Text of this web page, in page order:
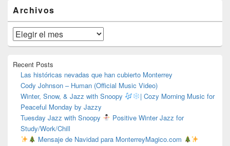
área
de
widget
barra
lateral
Archivos
Archivos
Recent Posts
Las históricas nevadas que han cubierto Monterrey
Cody Johnson – Human (Official Music Video)
Winter, Snow, & Jazz with Snoopy
| Cozy Morning Music for
Peaceful Monday by Jazzy
Tuesday Jazz with Snoopy
Positive Winter Jazz for
Study/Work/Chill
Mensaje de Navidad para MonterreyMagico.com